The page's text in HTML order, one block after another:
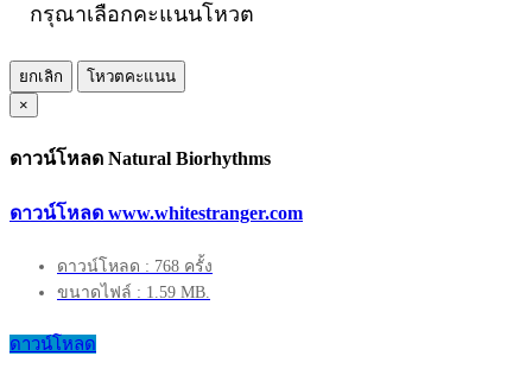
กรุณาเลือกคะแนนโหวต
ยกเลิก
โหวตคะแนน
×
ดาวน์โหลด Natural Biorhythms
ดาวน์โหลด www.whitestranger.com
ดาวน์โหลด : 768 ครั้ง
ขนาดไฟล์ : 1.59 MB.
ดาวน์โหลด